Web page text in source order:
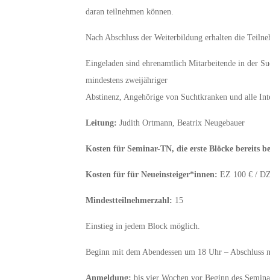
daran teilnehmen können.
Nach Abschluss der Weiterbildung erhalten die
Eingeladen sind ehrenamtlich Mitarbeitende in der
mindestens zweijähriger
Abstinenz, Angehörige von Suchtkranken und alle
Leitung: Judith Ortmann, Beatrix Neugebauer
Kosten für Seminar-TN, die erste Blöcke bereits
Kosten für für Neueinsteiger*innen: EZ 100 € /
Mindestteilnehmerzahl: 15
Einstieg in jedem Block möglich.
Beginn mit dem Abendessen um 18 Uhr – Abschluss
Anmeldung: bis vier Wochen vor Beginn des